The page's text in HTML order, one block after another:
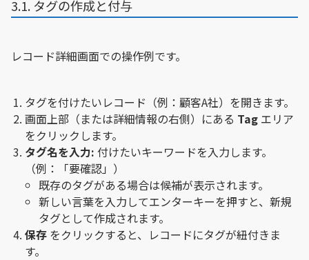
3.1. タグの作成と付与
レコード詳細画面での操作例です。
タグを付けたいレコード（例：顧客A社）を開きます。
画面上部（または詳細情報の右側）にある Tag エリア
をクリックします。
タグ名を入力: 付けたいキーワードを入力します。
（例：「要確認」）
既存のタグがある場合は候補が表示されます。
新しい言葉を入力してエンターキーを押すと、新規
タグとして作成されます。
保存 をクリックすると、レコードにタグが紐付きま
す。